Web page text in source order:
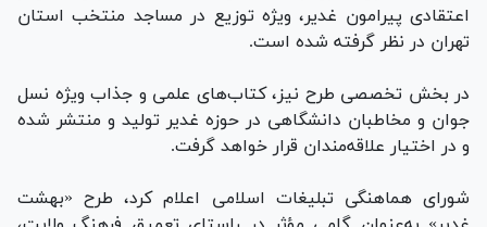
اعتقادی پیرامون غدیر، ویژه توزیع در مساجد منتخب استان
تهران در نظر گرفته شده است.
در بخش تخصصی طرح نیز، کتاب‌های علمی و جذاب ویژه نسل
جوان و مخاطبان دانشگاهی در حوزه غدیر تولید و منتشر شده
و در اختیار علاقه‌مندان قرار خواهد گرفت.
شورای هماهنگی تبلیغات اسلامی اعلام کرد، طرح «بهشت